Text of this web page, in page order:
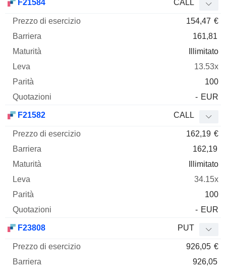
F21584 CALL
154,47 €
161,81
Illimitato
13.53x
100
- EUR
F21582 CALL
162,19 €
162,19
Illimitato
34.15x
100
- EUR
F23808 PUT
926,05 €
926,05